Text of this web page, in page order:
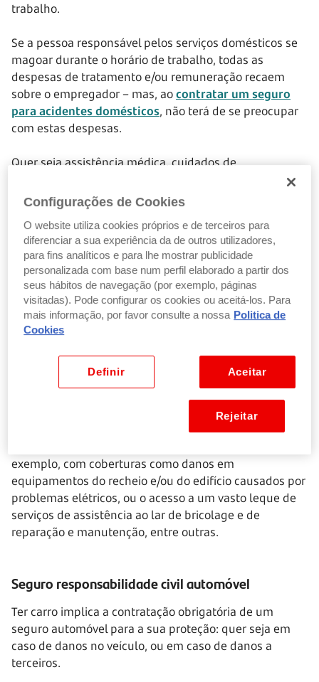
trabalho.
Se a pessoa responsável pelos serviços domésticos se
magoar durante o horário de trabalho, todas as
despesas de tratamento e/ou remuneração recaem
sobre o empregador – mas, aocontratar um seguro
para acidentes domésticos, não terá de se preocupar
com estas despesas.
Quer seja assistência médica, cuidados de
jurídico, estarão protegidos.
Seguro para incêndios
Ser proprietário de um apartamento implica a
contratação de um seguro lar para a sua proteção.
Neste caso, no seguro é obrigatória a cobertura contra
por incêndios nas frações autónomas e nas partes
comuns (telhado, escadas, elevadores, garagem) de
exemplo, com coberturas como danos em
equipamentos do recheio e/ou do edifício causados por
problemas elétricos, ou o acesso a um vasto leque de
serviços de assistência ao lar de bricolage e de
reparação e manutenção, entre outras.
Seguro responsabilidade civil automóvel
Ter carro implica a contratação obrigatória de um
seguro automóvel para a sua proteção: quer seja em
caso de danos no veículo, ou em caso de danos a
terceiros.
Configurações de Cookies
O website utiliza cookies próprios e de terceiros para
diferenciar a sua experiência da de outros utilizadores,
para fins analíticos e para lhe mostrar publicidade
personalizada com base num perfil elaborado a partir dos
seus hábitos de navegação (por exemplo, páginas
visitadas). Pode configurar os cookies ou aceitá-los. Para
mais informação, por favor consulte a nossa Politica de
Cookies
Aceitar
Definir
Rejeitar